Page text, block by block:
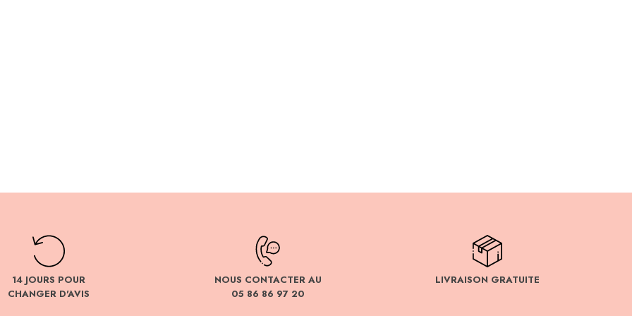
14 JOURS POUR
CHANGER D'AVIS
NOUS CONTACTER AU
05 86 86 97 20
LIVRAISON GRATUITE